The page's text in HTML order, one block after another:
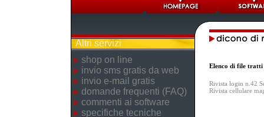
Altri servizi
shop on line
invio sms gratis da web
invio e-mail gratis
domande frequenti (FAQ)
commenti ai software
specifiche tecniche
Elenco di file tratti
Rivista login n.42
Rivista cellulare